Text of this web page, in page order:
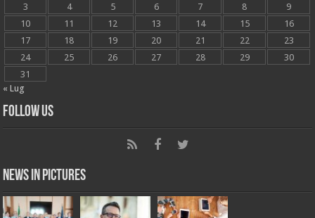
3
4 5 6 7 8
9
10
11 12 13 14 15
16
17
18 19 20 21 22
23
24
25 26 27 28 29
30
31
« Lug
Follow Us
News in Pictures